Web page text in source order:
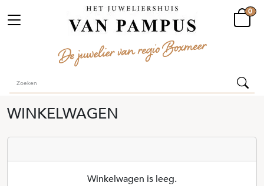
0
WINKELWAGEN
Winkelwagen is leeg.